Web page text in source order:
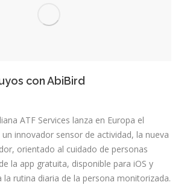
con AbiBird
ATF Services lanza en Europa el
innovador sensor de actividad, la nueva
orientado al cuidado de personas
la app gratuita, disponible para iOS y
la rutina diaria de la persona monitorizada.